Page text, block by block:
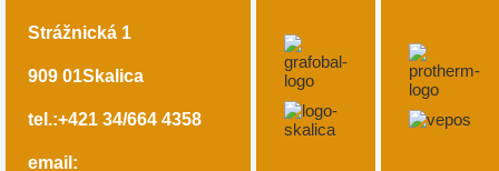
Strážnická 1
909 01Skalica
tel.:+421 34/664 4358
email: